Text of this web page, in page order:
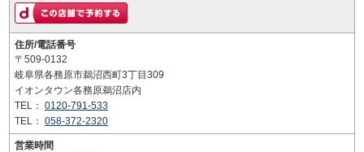
住所/電話番号
〒509-0132
岐阜県各務原市鵜沼西町3丁目309
イオンタウン各務原鵜沼店内
TEL： 0120-791-533
TEL： 058-372-2320
営業時間